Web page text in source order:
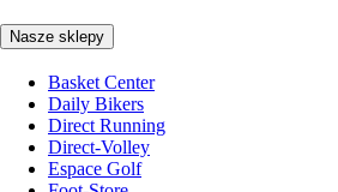
Nasze sklepy
Basket Center
Daily Bikers
Direct Running
Direct-Volley
Espace Golf